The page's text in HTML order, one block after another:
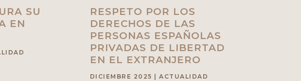
SU
EN
RESPETO POR LOS
DERECHOS DE LAS
PERSONAS ESPAÑOLAS
PRIVADAS DE LIBERTAD
EN EL EXTRANJERO
DICIEMBRE 2025 |ACTUALIDAD